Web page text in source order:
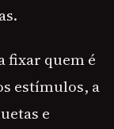
fixar quem é
estímulos, a
e